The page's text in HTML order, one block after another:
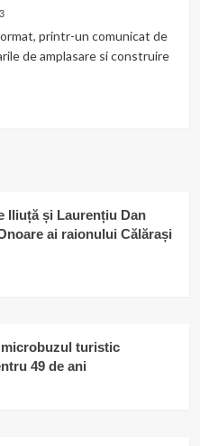
printr-un comunicat de
de amplasare si construire
Iliuță și Laurențiu Dan
ai raionului Călărași
turistic
49 de ani